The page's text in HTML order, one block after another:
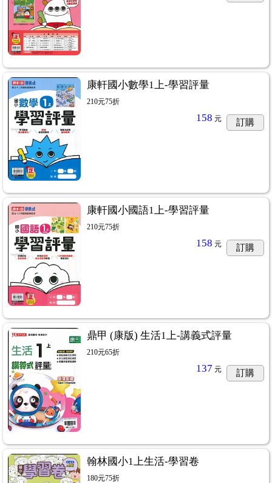
康軒國小數學1上-學習評量
210元75折
158 元 訂購
康軒國小國語1上-學習評量
210元75折
158 元 訂購
鼎甲 (康版) 生活1上-講義式評量
210元65折
137 元 訂購
翰林國小1上生活-學習卷
180元75折